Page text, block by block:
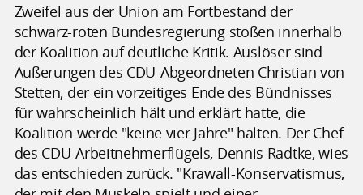
Zweifel aus der Union am Fortbestand der
schwarz-roten Bundesregierung stoßen innerhalb
der Koalition auf deutliche Kritik. Auslöser sind
Äußerungen des CDU-Abgeordneten Christian von
Stetten, der ein vorzeitiges Ende des Bündnisses
für wahrscheinlich hält und erklärt hatte, die
Koalition werde "keine vier Jahre" halten. Der Chef
des CDU-Arbeitnehmerflügels, Dennis Radtke, wies
das entschieden zurück. "Krawall-Konservatismus,